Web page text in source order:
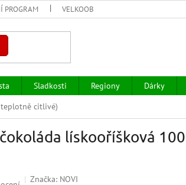
PROGRAM VELKOOBCHOD HODNOCENÍ
Sladkosti Regiony Dárky
citlivé)
lískooříšková
Značka: NOVI